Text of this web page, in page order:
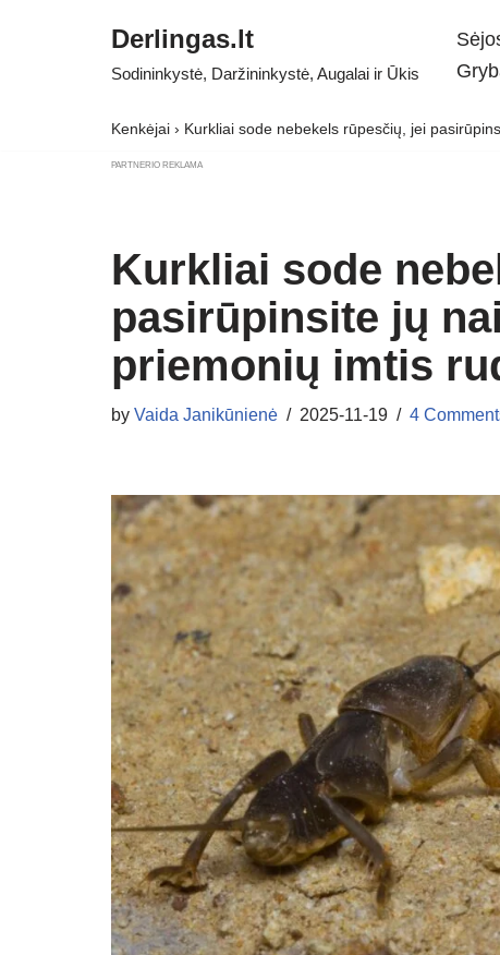
Derlingas.lt
Sodininkystė, Daržininkystė, Augalai ir Ūkis
Kenkėjai › Kurkliai sode nebekels rūpesčių, jei
PARTNERIO REKLAMA
Kurkliai sode
pasirūpinsite jų
priemonių imtis
by Vaida Janikūnienė 2025-11-19 4